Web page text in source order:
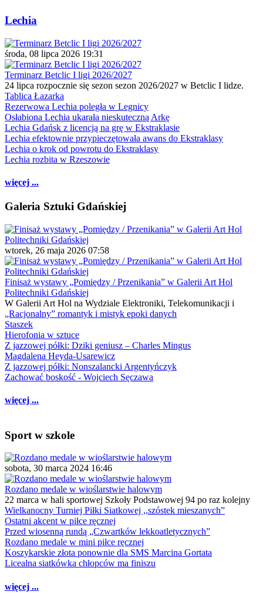
Lechia
środa, 08 lipca 2026 19:31
Terminarz Betclic I ligi 2026/2027
24 lipca rozpocznie się sezon sezon 2026/2027 w Betclic I lidze.
Tablica Łazarka
Rezerwowa Lechia poległa w Legnicy
Osłabiona Lechia ukarała nieskuteczną Arkę
Lechia Gdańsk z licencją na grę w Ekstraklasie
Lechia efektownie przypieczętowała awans do Ekstraklasy
Lechia o krok od powrotu do Ekstraklasy
Lechia rozbita w Rzeszowie
więcej ...
Galeria Sztuki Gdańskiej
wtorek, 26 maja 2026 07:58
Finisaż wystawy „Pomiędzy / Przenikania” w Galerii Art Hol
Politechniki Gdańskiej
W Galerii Art Hol na Wydziale Elektroniki, Telekomunikacji i
„Racjonalny” romantyk i mistyk epoki danych
Staszek
Hierofonia w sztuce
Z jazzowej półki: Dziki geniusz – Charles Mingus
Magdalena Heyda-Usarewicz
Z jazzowej półki: Nonszalancki Argentyńczyk
Zachować boskość - Wojciech Sęczawa
więcej ...
Sport w szkole
sobota, 30 marca 2024 16:46
Rozdano medale w wioślarstwie halowym
22 marca w hali sportowej Szkoły Podstawowej 94 po raz kolejny
Wielkanocny Turniej Piłki Siatkowej ,,szóstek mieszanych”
Ostatni akcent w piłce ręcznej
Przed wiosenną rundą „Czwartków lekkoatletycznych”
Rozdano medale w mini piłce ręcznej
Koszykarskie złota ponownie dla SMS Marcina Gortata
Licealna siatkówka chłopców ma finiszu
więcej ...